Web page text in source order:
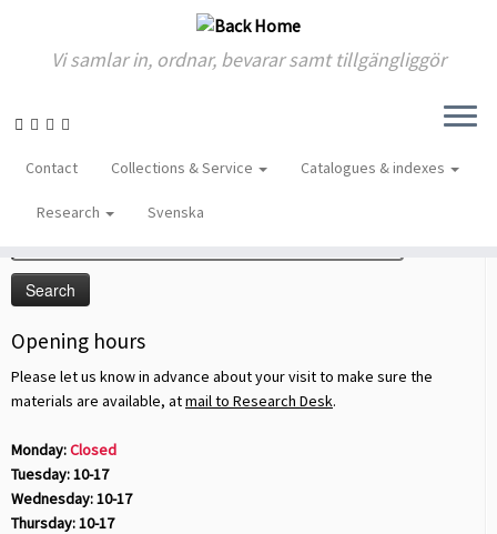
Skip
content
Vi samlar in, ordnar, bevarar samt tillgängliggör
Contact Collections & Service Catalogues & indexes
Research Svenska
Sök på sidan
for:
Opening hours
Please let us know in advance about your visit to make sure the
materials are available, atmail to Research Desk.
Monday:Closed
Tuesday: 10-17
Wednesday: 10-17
Thursday: 10-17